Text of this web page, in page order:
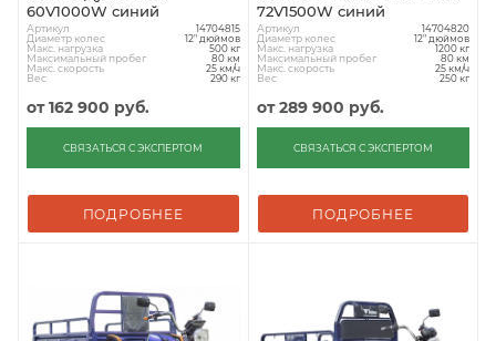
60V1000W синий
Артикул 14704815
Диаметр колес 12" дюймов
Макс. нагрузка 500 кг
Максимальный пробег 80 км
Макс. скорость 25 км/ч
Вес 290 кг
от162 900 руб.
СВЯЗАТЬСЯ С ЭКСПЕРТОМ
ПОДРОБНЕЕ
72V1500W синий
Артикул 14704820
Диаметр колес 12" дюймов
Макс. нагрузка 1200 кг
Максимальный пробег 80 км
Макс. скорость 25 км/ч
Вес 250 кг
от289 900 руб.
СВЯЗАТЬСЯ С ЭКСПЕРТОМ
ПОДРОБНЕЕ